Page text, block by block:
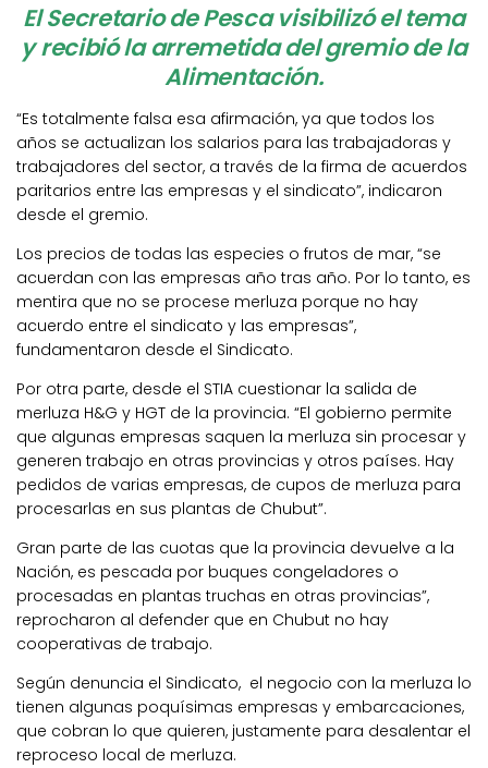
El Secretario de Pesca visibilizó el tema
y recibió la arremetida del gremio de la
Alimentación.
“Es totalmente falsa esa afirmación, ya que todos los
años se actualizan los salarios para las trabajadoras y
trabajadores del sector, a través de la firma de acuerdos
paritarios entre las empresas y el sindicato”, indicaron
desde el gremio.
Los precios de todas las especies o frutos de mar, “se
acuerdan con las empresas año tras año. Por lo tanto, es
mentira que no se procese merluza porque no hay
acuerdo entre el sindicato y las empresas”,
fundamentaron desde el Sindicato.
Por otra parte, desde el STIA cuestionar la salida de
merluza H&G y HGT de la provincia. “El gobierno permite
que algunas empresas saquen la merluza sin procesar y
generen trabajo en otras provincias y otros países. Hay
pedidos de varias empresas, de cupos de merluza para
procesarlas en sus plantas de Chubut”.
Gran parte de las cuotas que la provincia devuelve a la
Nación, es pescada por buques congeladores o
procesadas en plantas truchas en otras provincias”,
reprocharon al defender que en Chubut no hay
cooperativas de trabajo.
Según denuncia el Sindicato, el negocio con la merluza lo
tienen algunas poquísimas empresas y embarcaciones,
que cobran lo que quieren, justamente para desalentar el
reproceso local de merluza.